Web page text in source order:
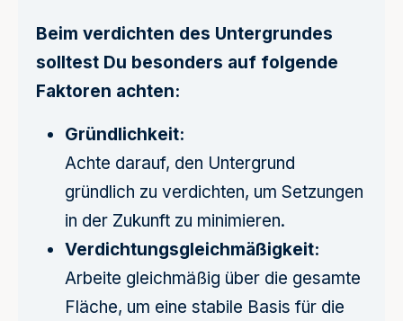
Beim verdichten des Untergrundes
solltest Du besonders auf folgende
Faktoren achten:
Gründlichkeit:
Achte darauf, den Untergrund
gründlich zu verdichten, um Setzungen
in der Zukunft zu minimieren.
Verdichtungsgleichmäßigkeit:
Arbeite gleichmäßig über die gesamte
Fläche, um eine stabile Basis für die